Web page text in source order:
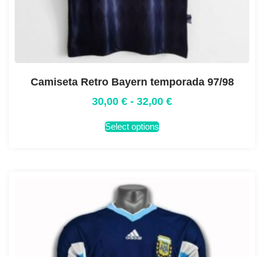
Camiseta Retro Bayern temporada 97/98
30,00 € - 32,00 €
Select options